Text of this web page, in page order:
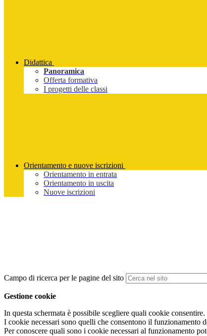
Didattica
Panoramica
Offerta formativa
I progetti delle classi
Orientamento e nuove iscrizioni
Orientamento in entrata
Orientamento in uscita
Nuove iscrizioni
Campo di ricerca per le pagine del sito
Gestione cookie
In questa schermata è possibile scegliere quali cookie consentire.
I cookie necessari sono quelli che consentono il funzionamento
Per conoscere quali sono i cookie necessari al funzionamento